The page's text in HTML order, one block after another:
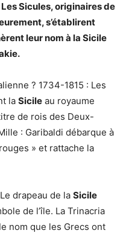
Les Sicules, originaires de
s’établirent
leur nom à la Sicile
? 1734-1815 : Les
la Sicile au royaume
de rois des Deux-
: Garibaldi débarque à
» et rattache la
drapeau de la Sicile
de l’île. La Trinacria
nom que les Grecs ont